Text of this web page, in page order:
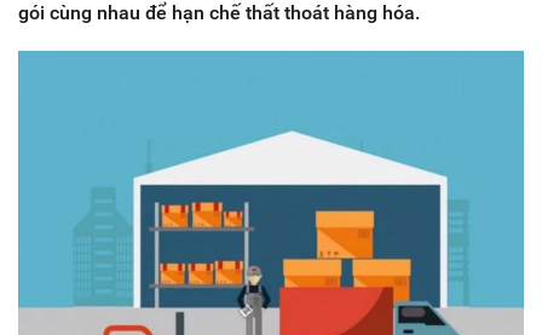
gói cùng nhau để hạn chế thất thoát hàng hóa.